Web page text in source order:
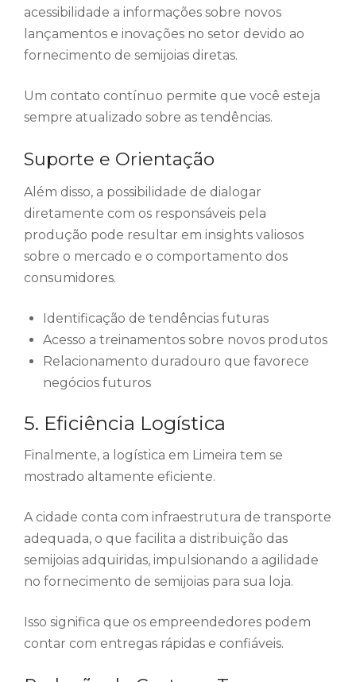
acessibilidade a informações sobre novos
lançamentos e inovações no setor devido ao
fornecimento de semijoias diretas.
Um contato contínuo permite que você esteja
sempre atualizado sobre as tendências.
Suporte e Orientação
Além disso, a possibilidade de dialogar
diretamente com os responsáveis pela
produção pode resultar em insights valiosos
sobre o mercado e o comportamento dos
consumidores.
Identificação de tendências futuras
Acesso a treinamentos sobre novos produtos
Relacionamento duradouro que favorece
negócios futuros
5. Eficiência Logística
Finalmente, a logística em Limeira tem se
mostrado altamente eficiente.
A cidade conta com infraestrutura de transporte
adequada, o que facilita a distribuição das
semijoias adquiridas, impulsionando a agilidade
no fornecimento de semijoias para sua loja.
Isso significa que os empreendedores podem
contar com entregas rápidas e confiáveis.